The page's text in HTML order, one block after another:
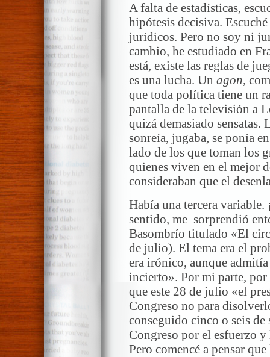
A falta de estadísticas,
hipótesis decisiva.
jurídicos. Pero no soy ni
cambio, he estudiado en
está, existe las reglas de
es una lucha. Un agon,
que toda política tiene un
pantalla de la televisión a
quizá demasiado
sonreía, jugaba, se ponía
lado de los que toman los
quienes viven en el mejor
consideraban que el
Había una tercera variable.
sentido, me sorprendió
Basombrío titulado «El
de julio). El tema era el
era irónico, aunque
incierto». Por mi parte, por
que este 28 de julio «el
Congreso no para
conseguido cinco o seis de
Congreso por el esfuerzo
Pero comencé a pensar